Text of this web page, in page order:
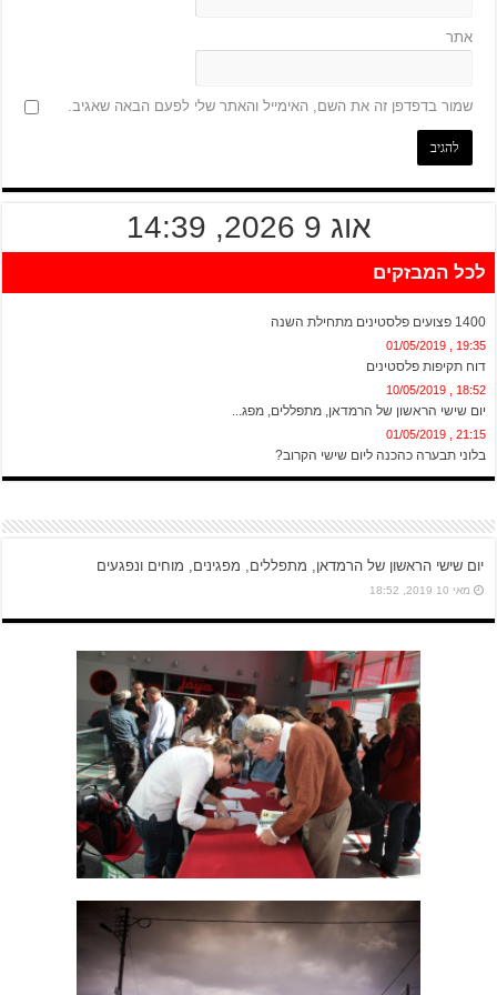
אתר
שמור בדפדפן זה את השם, האימייל והאתר שלי לפעם הבאה שאגיב.
אוג 9 2026, 14:39
לכל המבזקים
1400 פצועים פלסטינים מתחילת השנה
19:35 , 01/05/2019
דוח תקיפות פלסטינים
18:52 , 10/05/2019
יום שישי הראשון של הרמדאן, מתפללים, מפג...
21:15 , 01/05/2019
בלוני תבערה כהכנה ליום שישי הקרוב?
יום שישי הראשון של הרמדאן, מתפללים, מפגינים, מוחים ונפגעים
מאי 10 2019, 18:52